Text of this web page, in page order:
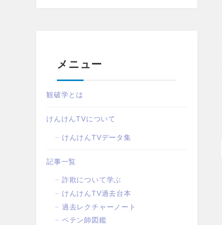
メニュー
観破学とは
けんけんTVについて
けんけんTVデータ集
記事一覧
詐欺について学ぶ
けんけんTV過去台本
過去レクチャーノート
ペテン師図鑑